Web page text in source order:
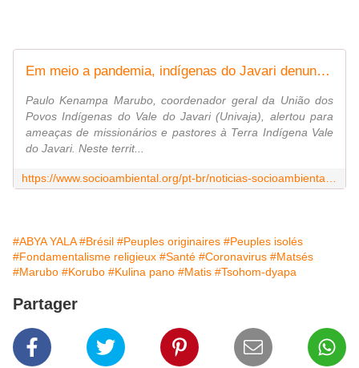
Em meio a pandemia, indígenas do Javari denunciam ameaça de missionários a isolados
Paulo Kenampa Marubo, coordenador geral da União dos
Povos Indígenas do Vale do Javari (Univaja), alertou para
ameaças de missionários e pastores à Terra Indígena Vale
do Javari. Neste territ...
#ABYA YALA #Brésil #Peuples originaires #Peuples isolés
#Fondamentalisme religieux #Santé #Coronavirus #Matsés
#Marubo #Korubo #Kulina pano #Matis #Tsohom-dyapa
Partager